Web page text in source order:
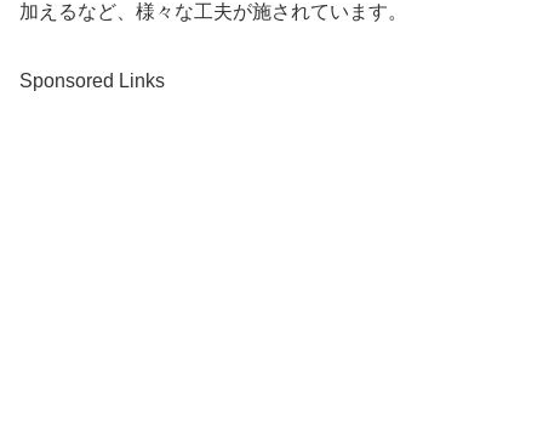
加えるなど、様々な工夫が施されています。
Sponsored Links